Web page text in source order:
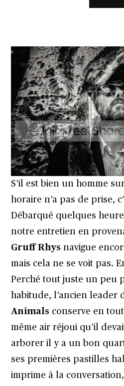
S’il est bien un homme
horaire n’a pas de prise,
Débarqué quelques
notre entretien en
Gruff Rhys navigue
mais cela ne se voit pas.
Perché tout juste un peu
habitude, l’ancien leader
Animals conserve en
même air réjoui qu’il
arborer il y a un bon
ses premières pastilles
imprime à la